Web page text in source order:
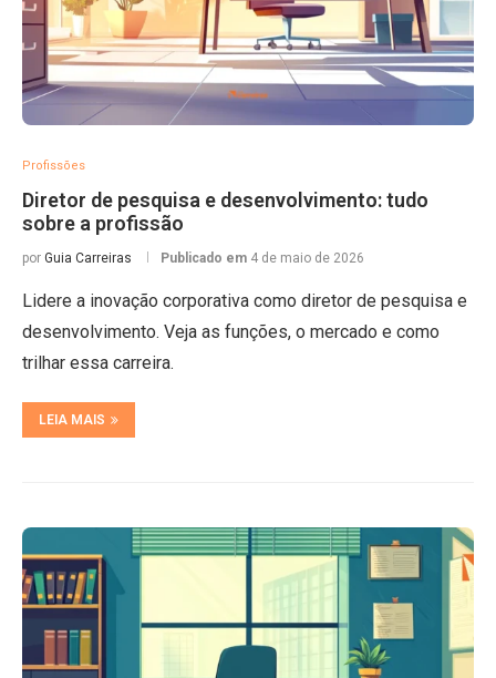
Profissões
Diretor de pesquisa e desenvolvimento: tudo
sobre a profissão
por Guia Carreiras Publicado em 4 de maio de 2026
Lidere a inovação corporativa como diretor de pesquisa e
desenvolvimento. Veja as funções, o mercado e como
trilhar essa carreira.
LEIA MAIS